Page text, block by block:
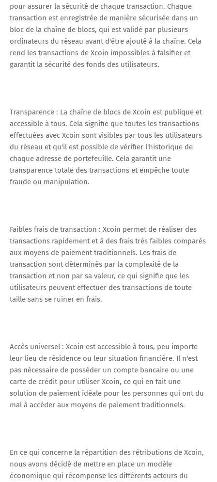
pour assurer la sécurité de chaque transaction. Chaque
transaction est enregistrée de manière sécurisée dans un
bloc de la chaîne de blocs, qui est validé par plusieurs
ordinateurs du réseau avant d'être ajouté à la chaîne. Cela
rend les transactions de Xcoin impossibles à falsifier et
garantit la sécurité des fonds des utilisateurs.
Transparence : La chaîne de blocs de Xcoin est publique et
accessible à tous. Cela signifie que toutes les transactions
effectuées avec Xcoin sont visibles par tous les utilisateurs
du réseau et qu'il est possible de vérifier l'historique de
chaque adresse de portefeuille. Cela garantit une
transparence totale des transactions et empêche toute
fraude ou manipulation.
Faibles frais de transaction : Xcoin permet de réaliser des
transactions rapidement et à des frais très faibles comparés
aux moyens de paiement traditionnels. Les frais de
transaction sont déterminés par la complexité de la
transaction et non par sa valeur, ce qui signifie que les
utilisateurs peuvent effectuer des transactions de toute
taille sans se ruiner en frais.
Accès universel : Xcoin est accessible à tous, peu importe
leur lieu de résidence ou leur situation financière. Il n'est
pas nécessaire de posséder un compte bancaire ou une
carte de crédit pour utiliser Xcoin, ce qui en fait une
solution de paiement idéale pour les personnes qui ont du
mal à accéder aux moyens de paiement traditionnels.
En ce qui concerne la répartition des rétributions de Xcoin,
nous avons décidé de mettre en place un modèle
économique qui récompense les différents acteurs du